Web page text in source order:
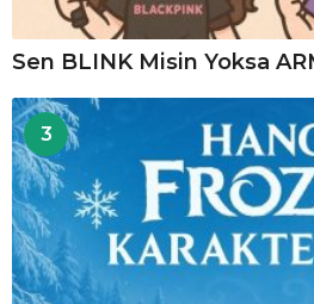
Sen BLINK Misin Yoksa
3